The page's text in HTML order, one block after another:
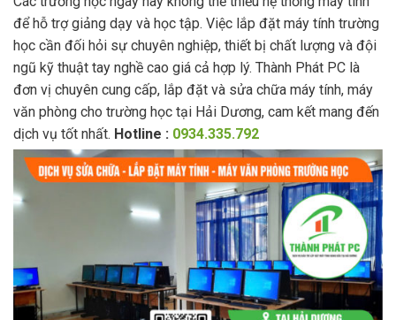
để hỗ trợ giảng dạy và học tập. Việc lắp đặt máy tính trường
học cần đối hỏi sự chuyên nghiệp, thiết bị chất lượng và đội
ngũ kỹ thuật tay nghề cao giá cả hợp lý. Thành Phát PC là
đơn vị chuyên cung cấp, lắp đặt và sửa chữa máy tính, máy
văn phòng cho trường học tại Hải Dương, cam kết mang đến
dịch vụ tốt nhất. Hotline : 0934.335.792